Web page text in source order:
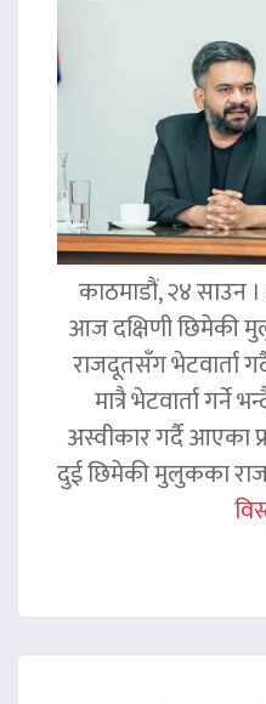
काठमाडौं, २४ साउन ।
आज दक्षिणी छिमेकी
राजदूतसँग भेटवार्ता
मात्रै भेटवार्ता
अस्वीकार गर्दै आएका
दुई छिमेकी मुलुकका